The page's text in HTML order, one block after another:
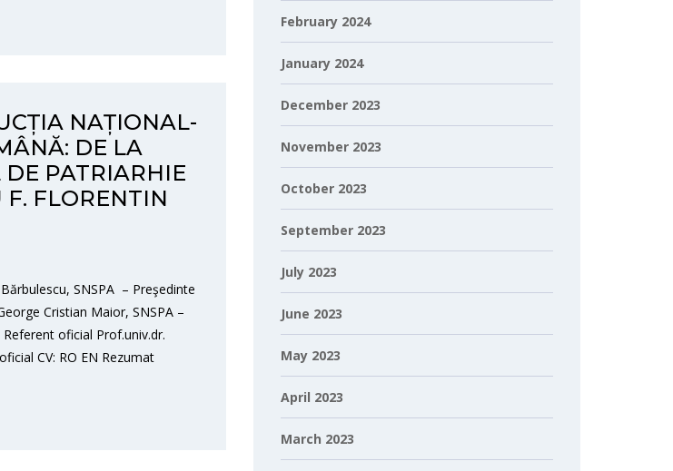
NAȚIONAL-
DE LA
PATRIARHIE
FLORENTIN
SNSPA – Preşedinte
Cristian Maior, SNSPA –
oficial Prof.univ.dr.
CV: RO EN Rezumat
February 2024
January 2024
December 2023
November 2023
October 2023
September 2023
July 2023
June 2023
May 2023
April 2023
March 2023